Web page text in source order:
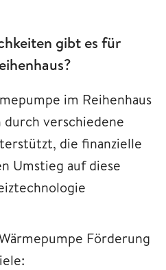
gibt es für
im Reihenhaus
verschiedene
die finanzielle
Umstieg auf diese
Förderung